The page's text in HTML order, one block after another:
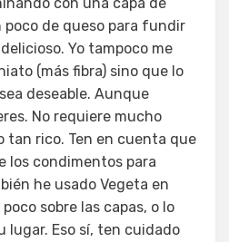
poco de queso para fundir
Yo tampoco me
(más fibra) sino que lo
deseable. Aunque
No requiere mucho
tan rico. Ten en cuenta que
los condimentos para
he usado Vegeta en
sobre las capas, o lo
lugar. Eso sí, ten cuidado